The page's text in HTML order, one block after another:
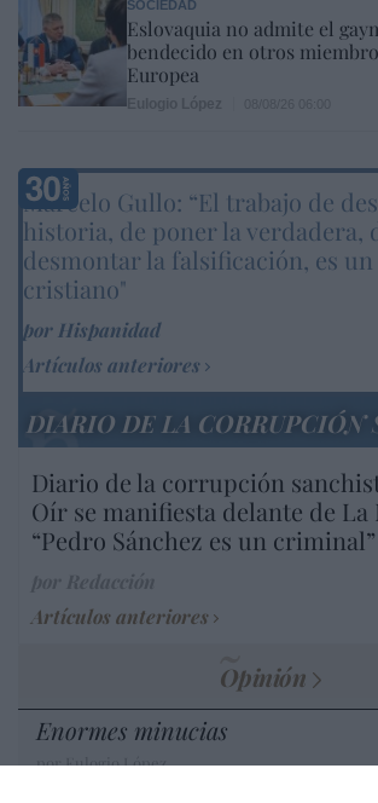
SOCIEDAD
Eslovaquia no admite el
bendecido en otros
Europea
Marcelo Gullo: “El trabajo de
historia, de poner la verdadera,
desmontar la falsificación, es
cristiano"
por Hispanidad
Artículos anteriores
DIARIO DE LA CORRUPCIÓN
Diario de la corrupción
Oír se manifiesta delante de La
“Pedro Sánchez es un criminal”
Artículos anteriores
Opinión
Enormes minucias
por Eulogio López